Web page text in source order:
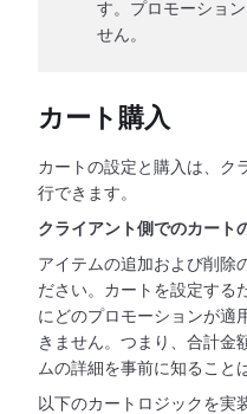
す。プロモーショ
せん。
カート購入
カートの設定と購入は、ク
行できます。
クライアント側でのカート
アイテムの追加および削除
ださい。カートを設定する
にどのプロモーションが適
きません。つまり、合計金
ムの詳細を事前に知ること
以下のカートロジックを実